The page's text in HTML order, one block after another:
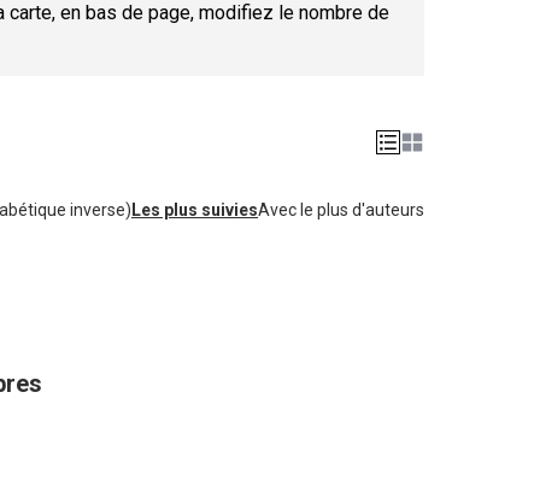
en bas de page, modifiez le nombre de
inverse) Les plus suiviesAvec le plus d'auteurs